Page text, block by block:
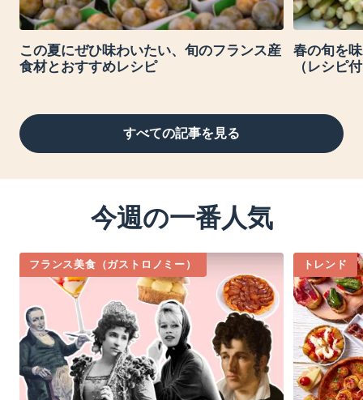
この夏にぜひ味わいたい、旬のフランス産
食材とおすすめレシピ
春の旬を
（レシピ
すべての記事を見る
今週の一番人気
フランス美食（ガストロノミー） トレンド